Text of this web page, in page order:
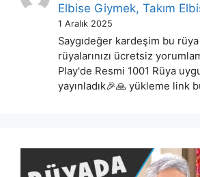
Elbise Giymek, Takım
1 Aralık 2025
Saygıdeğer kardeşim bu
rüyalarınızı ücretsiz
Play'de Resmi 1001 Rüya
yayınladık🎉🙏 yükleme link